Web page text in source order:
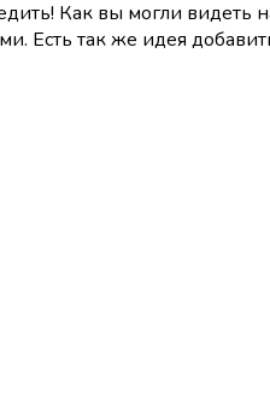
Как вы могли видеть
Есть так же идея